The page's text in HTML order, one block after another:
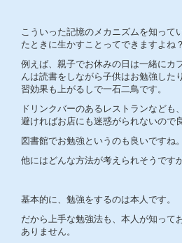
こういった記憶のメカニズムを知って
たときに生かすことってできますよね？
例えば、親子でお休みの日は一緒にカ
んは読書をしながら子供はお勉強した
習効果も上がるしで一石二鳥です。
ドリンクバーのあるレストランなども
避ければお店にも迷惑がられないので
図書館でお勉強というのも良いですね。
他にはどんな方法が考えられそうです
基本的に、勉強をするのは本人です。
だから上手な勉強法も、本人が知って
ありません。